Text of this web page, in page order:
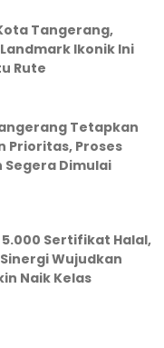
Tangerang,
Ikonik Ini
Rute
Tetapkan
Prioritas, Proses
Segera Dimulai
Sertifikat Halal,
Wujudkan
Naik Kelas